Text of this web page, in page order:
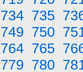
734 735
749 750
764 765
779 780